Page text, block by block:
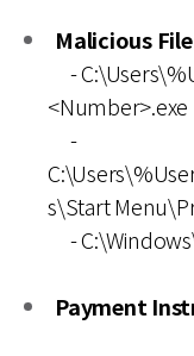
Malicious
-
<Number>.exe
-
s\Start
-
Payment